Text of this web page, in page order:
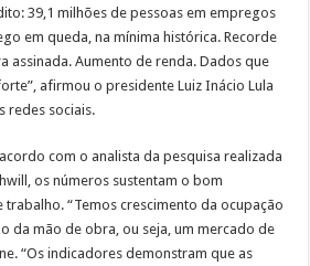
39,1 milhões de pessoas em empregos
em queda, na mínima histórica. Recorde
assinada. Aumento de renda. Dados que
afirmou o presidente Luiz Inácio Lula
redes sociais.
com o analista da pesquisa realizada
os números sustentam o bom
“Temos crescimento da ocupação
da mão de obra, ou seja, um mercado de
“Os indicadores demonstram que as